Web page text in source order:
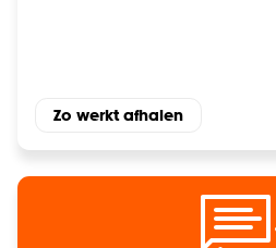
Zo werkt afhalen